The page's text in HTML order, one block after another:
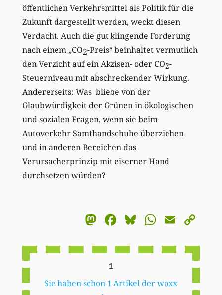
öffentlichen Verkehrsmittel als Politik für die
Zukunft dargestellt werden, weckt diesen
Verdacht. Auch die gut klingende Forderung
nach einem „CO2-Preis“ beinhaltet vermutlich
den Verzicht auf ein Akzisen- oder CO2-
Steuerniveau mit abschreckender Wirkung.
Andererseits: Was bliebe von der
Glaubwürdigkeit der Grünen in ökologischen
und sozialen Fragen, wenn sie beim
Autoverkehr Samthandschuhe überziehen
und in anderen Bereichen das
Verursacherprinzip mit eiserner Hand
durchsetzen würden?
Mastodon
Facebook
BlueskyEmail
1
Sie haben schon 1 Artikel der woxx